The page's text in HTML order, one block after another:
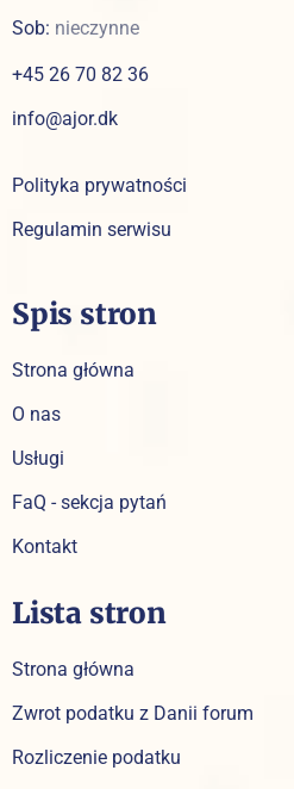
Sob: nieczynne
+45 26 70 82 36
info@ajor.dk
Polityka prywatności
Regulamin serwisu
Spis stron
Strona główna
O nas
Usługi
FaQ - sekcja pytań
Kontakt
Lista stron
Strona główna
Zwrot podatku z Danii forum
Rozliczenie podatku